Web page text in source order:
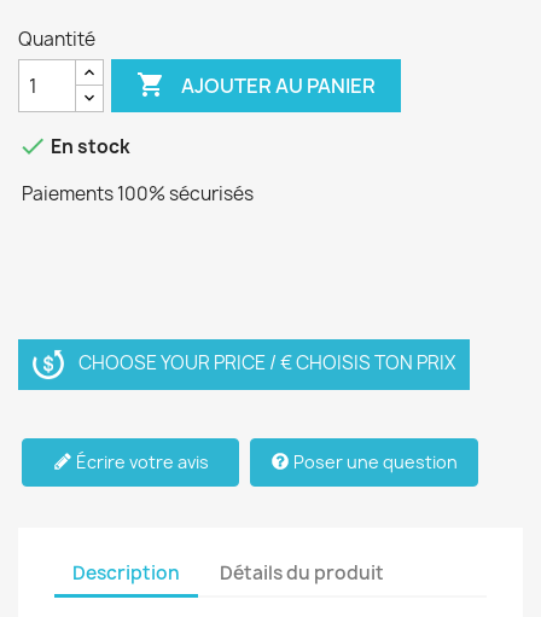
Quantité
 AJOUTER AU PANIER
 En stock
Paiements 100% sécurisés
CHOOSE YOUR PRICE / € CHOISIS TON PRIX
Écrire votre avis Poser une question
Description Détails du produit